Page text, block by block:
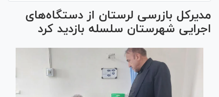
مدیرکل بازرسی لرستان از دستگاه‌های
اجرایی شهرستان سلسله بازدید کرد